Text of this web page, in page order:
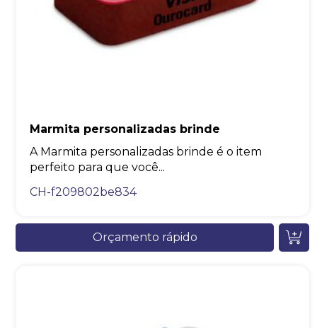
Marmita personalizadas brinde
A Marmita personalizadas brinde é o item
perfeito para que você...
CH-f209802be834
Orçamento rápido